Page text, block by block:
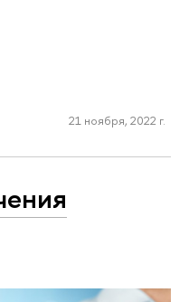
21 ноября, 2022 г.